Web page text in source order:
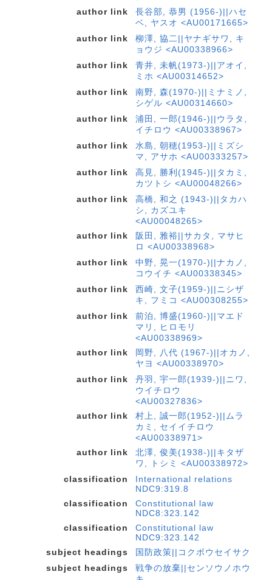
author link
長谷部, 恭男 (1956-)||ハセ
ベ, ヤスオ <AU00171665>
author link
柳澤, 協二||ヤナギサワ, キ
ョウジ <AU00338966>
author link
青井, 未帆(1973-)||アオイ,
ミホ <AU00314652>
author link
南野, 森(1970-)||ミナミノ,
シゲル <AU00314660>
author link
浦田, 一郎(1946-)||ウラタ,
イチロウ <AU00338967>
author link
水島, 朝穂(1953-)||ミズシ
マ, アサホ <AU00333257>
author link
高見, 勝利(1945-)||タカミ,
カツトシ <AU00048266>
author link
高橋, 和之 (1943-)||タカハ
シ, カズユキ
<AU00048265>
author link
阪田, 雅裕||サカタ, マサヒ
ロ <AU00338968>
author link
中野, 晃一(1970-)||ナカノ,
コウイチ <AU00338345>
author link
西崎, 文子(1959-)||ニシザ
キ, フミコ <AU00308255>
author link
前泊, 博盛(1960-)||マエド
マリ, ヒロモリ
<AU00338969>
author link
岡野, 八代 (1967-)||オカノ,
ヤヨ <AU00338970>
author link
丹羽, 宇一郎(1939-)||ニワ,
ウイチロウ
<AU00327836>
author link
村上, 誠一郎(1952-)||ムラ
カミ, セイイチロウ
<AU00338971>
author link
北澤, 俊美(1938-)||キタザ
ワ, トシミ <AU00338972>
classification
International relations
NDC9:319.8
classification
Constitutional law
NDC8:323.142
classification
Constitutional law
NDC9:323.142
subject headings
国防政策||コクボウセイサク
subject headings
戦争の放棄||センソウノホウ